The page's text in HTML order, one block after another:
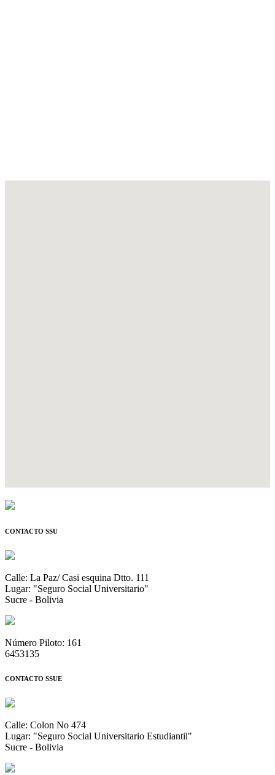
CONTACTO SSU
Calle: La Paz/ Casi esquina Dtto. 111
Lugar: "Seguro Social Universitario"
Sucre - Bolivia
Número Piloto: 161
6453135
CONTACTO SSUE
Calle: Colon No 474
Lugar: "Seguro Social Universitario Estudiantil"
Sucre - Bolivia